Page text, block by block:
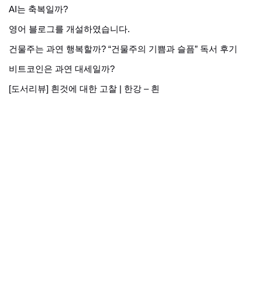
AI는 축복일까?
영어 블로그를 개설하였습니다.
건물주는 과연 행복할까? “건물주의 기쁨과 슬픔” 독서 후기
비트코인은 과연 대세일까?
[도서리뷰] 흰것에 대한 고찰 | 한강 – 흰